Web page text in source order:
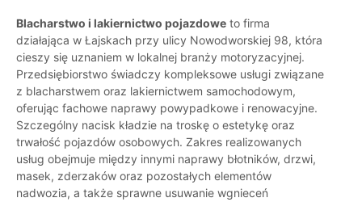
Blacharstwo i lakiernictwo pojazdowe to firma
działająca w Łajskach przy ulicy Nowodworskiej 98, która
cieszy się uznaniem w lokalnej branży motoryzacyjnej.
Przedsiębiorstwo świadczy kompleksowe usługi związane
z blacharstwem oraz lakiernictwem samochodowym,
oferując fachowe naprawy powypadkowe i renowacyjne.
Szczególny nacisk kładzie na troskę o estetykę oraz
trwałość pojazdów osobowych. Zakres realizowanych
usług obejmuje między innymi naprawy błotników, drzwi,
masek, zderzaków oraz pozostałych elementów
nadwozia, a także sprawne usuwanie wgnieceń